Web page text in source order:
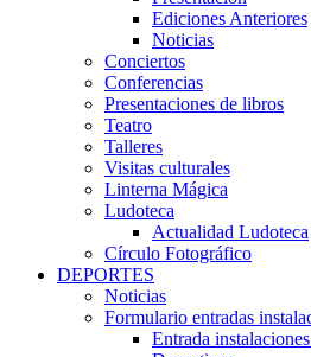
Ediciones Anteriores
Noticias
Conciertos
Conferencias
Presentaciones de libros
Teatro
Talleres
Visitas culturales
Linterna Mágica
Ludoteca
Actualidad Ludoteca
Círculo Fotográfico
DEPORTES
Noticias
Formulario entradas
Entrada